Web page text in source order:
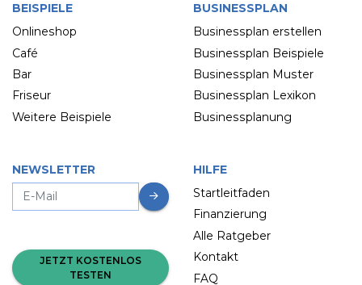
BEISPIELE
Onlineshop
Café
Bar
Friseur
Weitere Beispiele
BUSINESSPLAN
Businessplan erstellen
Businessplan Beispiele
Businessplan Muster
Businessplan Lexikon
Businessplanung
NEWSLETTER
JETZT KOSTENLOS
TESTEN
HILFE
Startleitfaden
Finanzierung
Alle Ratgeber
Kontakt
FAQ